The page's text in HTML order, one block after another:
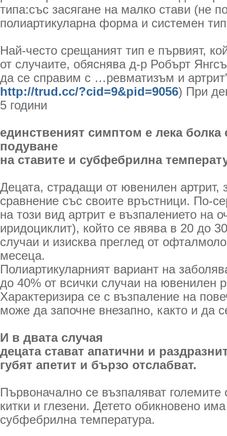
типа:със засягане на малко стави (не
полиартикуларна форма и системен
Най-често срещаният тип е първият,
от случаите, обяснява д-р Робърт
да се справим с …ревматизъм и
http://trud.cc/?cid=9&pid=9056) При
5 години
единственият симптом е лека болка
подуване
на ставите и субфебрилна
Децата, страдащи от ювенилен артрит,
сравнение със своите връстници. По-
на този вид артрит е възпалението на
иридоциклит), който се явява в 20 до
случаи и изисква преглед от
месеца.
Полиартикуларният вариант на
до 40% от всички случаи на ювенилен
Характеризира се с възпаление на
може да започне внезапно, както и да
И в двата случая
децата стават апатични и
губят апетит и бързо отслабват.
Първоначално се възпаляват големите
китки и глезени. Детето обикновено
субфебрилна температура.